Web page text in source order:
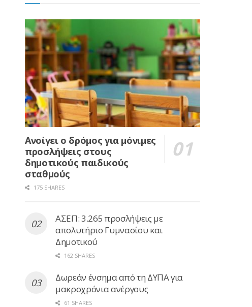
Ανοίγει ο δρόμος για μόνιμες
προσλήψεις στους
δημοτικούς παιδικούς
σταθμούς
175 SHARES
ΑΣΕΠ: 3.265 προσλήψεις με
απολυτήριο Γυμνασίου και
Δημοτικού
162 SHARES
Δωρεάν ένσημα από τη ΔΥΠΑ για
μακροχρόνια ανέργους
61 SHARES